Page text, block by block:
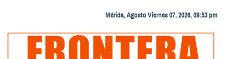
Mérida, Agosto Viernes 07, 2026, 09:53 pm